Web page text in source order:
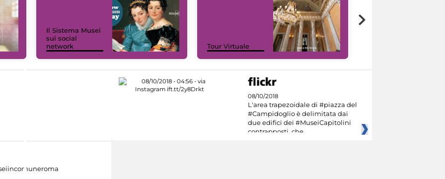
Il Sistema Musei
sui social
network
Tour Virtuale
08/10/2018
L'area trapezoidale di #piazza del
#Campidoglio è delimitata dai
due edifici dei #MuseiCapitolini
contrapposti, che